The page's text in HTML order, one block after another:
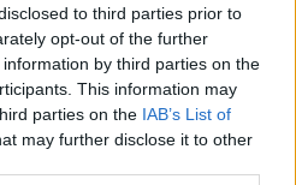
to third parties prior to
opt-out of the further
by third parties on the
This information may
parties on the IAB’s List of
may further disclose it to other
chic look
η